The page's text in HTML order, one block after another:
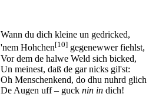
Wann du dich kleine un gedricked,
'nem Hohchen[10] gegenewwer fiehlst,
Vor dem de halwe Weld sich bicked,
Un meinest, daß de gar nicks gil'st:
Oh Menschenkend, do dhu nuhrd glich
De Augen uff – guck nin in dich!